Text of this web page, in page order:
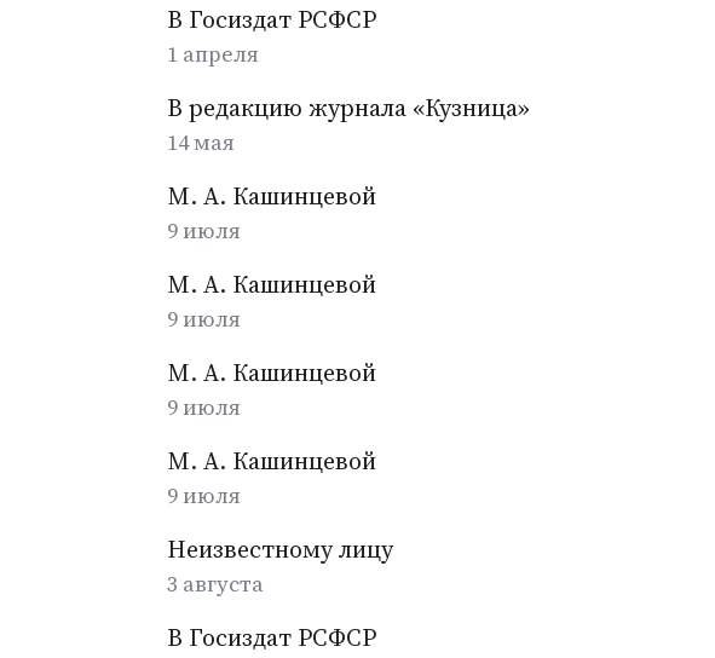
В Госиздат РСФСР
1 апреля
В редакцию журнала «Кузница»
14 мая
М. А. Кашинцевой
9 июля
М. А. Кашинцевой
9 июля
М. А. Кашинцевой
9 июля
М. А. Кашинцевой
9 июля
Неизвестному лицу
3 августа
В Госиздат РСФСР